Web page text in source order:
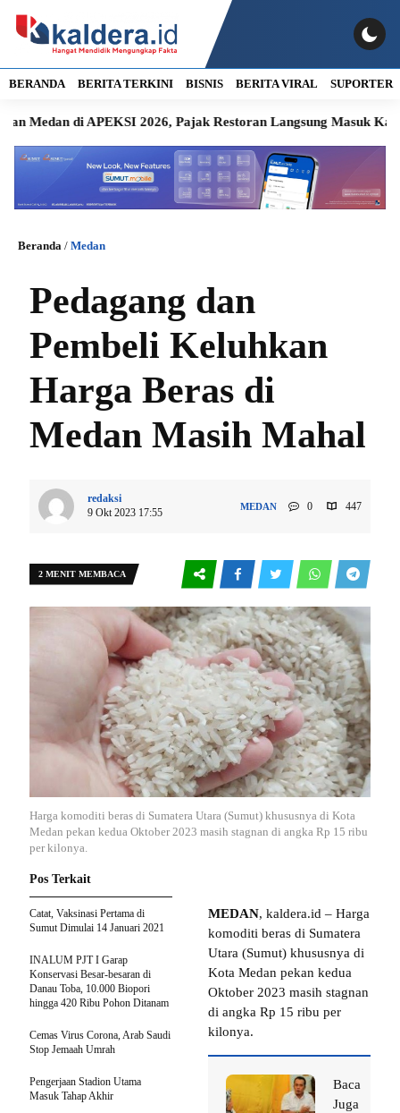
BERANDA BERITA TERKINI BISNIS BERITA VIRAL SUPORTER
di APEKSI 2026, Pajak Restoran Langsung Masuk Kas Daerah
Beranda / Medan
Pedagang dan
Pembeli Keluhkan
Harga Beras di
Medan Masih Mahal
redaksi
9 Okt 2023 17:55
MEDAN 0 447
2 MENIT MEMBACA
Harga komoditi beras di Sumatera Utara (Sumut) khususnya di Kota
Medan pekan kedua Oktober 2023 masih stagnan di angka Rp 15 ribu
per kilonya.
MEDAN, kaldera.id – Harga
komoditi beras di Sumatera
Utara (Sumut) khususnya di
Kota Medan pekan kedua
Oktober 2023 masih stagnan
di angka Rp 15 ribu per
kilonya.
Baca
Juga
Pos Terkait
Catat, Vaksinasi Pertama di
Sumut Dimulai 14 Januari 2021
INALUM PJT I Garap
Konservasi Besar-besaran di
Danau Toba, 10.000 Biopori
hingga 420 Ribu Pohon Ditanam
Cemas Virus Corona, Arab Saudi
Stop Jemaah Umrah
Pengerjaan Stadion Utama
Masuk Tahap Akhir